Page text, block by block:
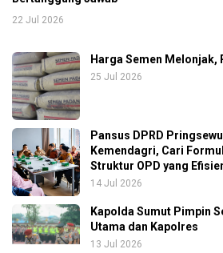
22 Jul 2026
Harga Semen
25 Jul 2026
Pansus DPRD
Kemendagri, Cari
Struktur OPD yang
14 Jul 2026
Kapolda Sumut Pimpin
Utama dan Kapolres
13 Jul 2026